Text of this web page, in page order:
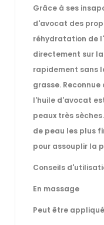
Grâce à ses
d'avocat des
réhydratation de
directement sur
rapidement sans
grasse.
l'huile d'avocat
peaux très
de peau les plus
pour assouplir la
Conseils
En massage
Peut être